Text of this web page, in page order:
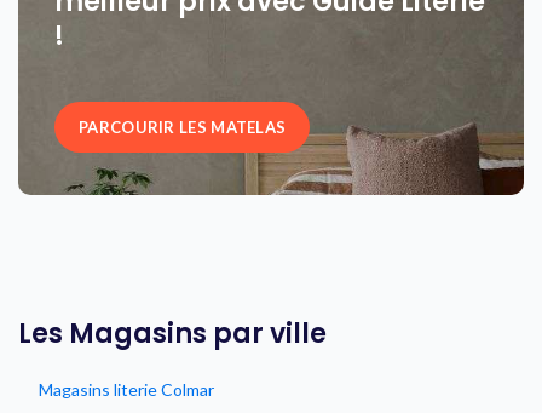
!
PARCOURIR LES MATELAS
Les Magasins par ville
Magasins literie Colmar